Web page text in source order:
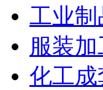
工业制
服装
化工成